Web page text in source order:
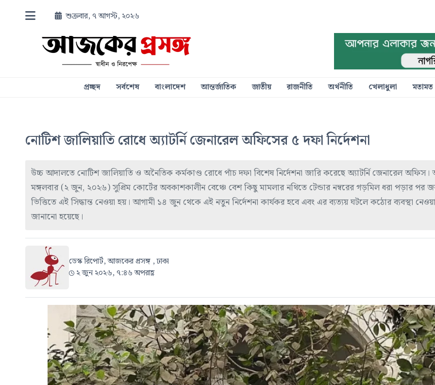
শুক্রবার, ৭ আগস্ট, ২০২৬
প্রচ্ছদ সর্বশেষ বাংলাদেশ আন্তর্জাতিক জাতীয় রাজনীতি অর্থনীতি খেলাধুলা মতামত
নোটিশ জালিয়াতি রোধে অ্যাটর্নি জেনারেল অফিসের ৫ দফা নির্দেশনা
উচ্চ আদালতে নোটিশ জালিয়াতি ও অনৈতিক কর্মকাণ্ড রোধে পাঁচ দফা বিশেষ নির্দেশনা জারি করেছে অ্যাটর্নি জেনারেল
মঙ্গলবার (২ জুন, ২০২৬) সুপ্রিম কোর্টের অবকাশকালীন বেঞ্চে বেশ কিছু মামলার নথিতে টেন্ডার নম্বরের গড়মিল ধরা পড়ার পর
ভিত্তিতে এই সিদ্ধান্ত নেওয়া হয়। আগামী ১৪ জুন থেকে এই নতুন নির্দেশনা কার্যকর হবে এবং এর ব্যত্যয় ঘটলে কঠোর ব্যবস্থা
জানানো হয়েছে।
ডেস্ক রিপোর্ট, আজকের প্রসঙ্গ , ঢাকা
২ জুন ২০২৬, ৭:৪৬ অপরাহ্ণ